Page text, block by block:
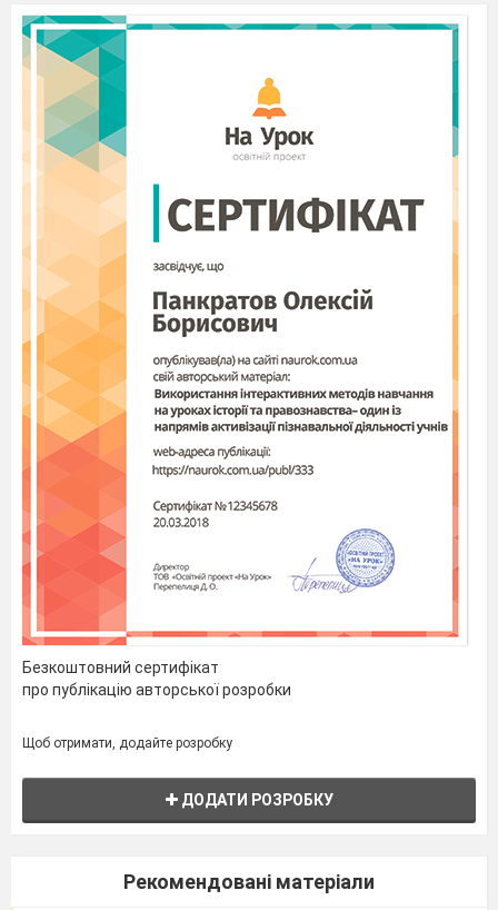
Тиждень
Тема: Технологія
Безкоштовний сертифікат
про публікацію авторської розробки
Щоб отримати, додайте розробку
ДОДАТИ РОЗРОБКУ
Рекомендовані матеріали